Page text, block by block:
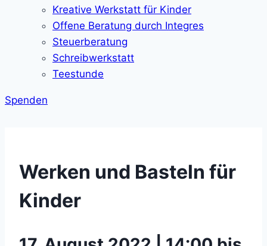
Kreative Werkstatt für Kinder
Offene Beratung durch Integres
Steuerberatung
Schreibwerkstatt
Teestunde
Spenden
Werken und Basteln für
Kinder